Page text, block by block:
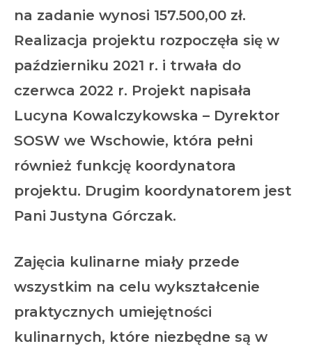
na zadanie wynosi 157.500,00 zł.
Realizacja projektu rozpoczęła się w
październiku 2021 r. i trwała do
czerwca 2022 r. Projekt napisała
Lucyna Kowalczykowska – Dyrektor
SOSW we Wschowie, która pełni
również funkcję koordynatora
projektu. Drugim koordynatorem jest
Pani Justyna Górczak.
Zajęcia kulinarne miały przede
wszystkim na celu wykształcenie
praktycznych umiejętności
kulinarnych, które niezbędne są w